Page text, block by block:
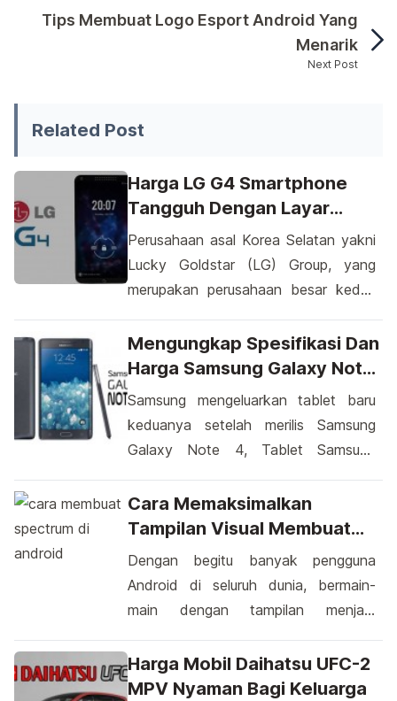
Tips Membuat Logo Esport Android Yang
Menarik
Next Post
Related Post
Harga LG G4 Smartphone
Tangguh Dengan Layar
Resolusi 2K
Perusahaan asal Korea Selatan yakni
Lucky Goldstar (LG) Group, yang
merupakan perusahaan besar kedua
ini, akan mengeluarkan sebuah
rancangan khusus smartphone yang
dan akan diberi nama LG G4 yang
merupakan konsep generasi terbaru
dalam dunia elektronika, smartphone
The […]
Mengungkap Spesifikasi Dan
Harga Samsung Galaxy Note
Edge
Samsung mengeluarkan tablet baru
keduanya setelah merilis Samsung
Galaxy Note 4, Tablet Samsung
internal yang serupa dengan Samsung
Galaxy Note 4. Perbedaan yang
fungsi pada sisi layar yang
memungkinkan interaksi yang cukup
unik, dan juga pada kapasitas
dari Galaxy Note […]
Cara Memaksimalkan
Tampilan Visual Membuat
Spectrum Di Android
Dengan begitu banyak pengguna
Android di seluruh dunia, bermain-
main dengan tampilan menjadi
sebenarnya cara membuat spectrum
di Android? Mari kita telusuri cara-
Harga Mobil Daihatsu UFC-2
MPV Nyaman Bagi Keluarga